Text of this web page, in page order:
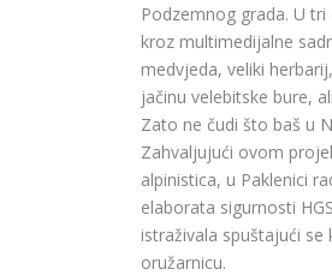
Podzemnog grada. U
kroz multimedijalne
medvjeda, veliki
jačinu velebitske bure,
Zato ne čudi što baš u
Zahvaljujući ovom
alpinistica, u Paklenici
elaborata sigurnosti
istraživala spuštajući
oružarnicu.